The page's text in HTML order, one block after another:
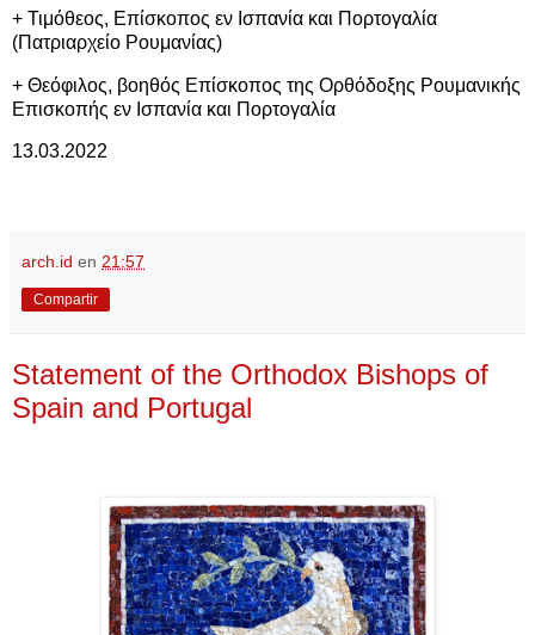
+ Τιμόθεος, Επίσκοπος εν Ισπανία και Πορτογαλία
(Πατριαρχείο Ρουμανίας)
+ Θεόφιλος, βοηθός Επίσκοπος της Ορθόδοξης Ρουμανικής
Επισκοπής εν Ισπανία και Πορτογαλία
13.03.2022
arch.id en 21:57
Compartir
Statement of the Orthodox Bishops of
Spain and Portugal